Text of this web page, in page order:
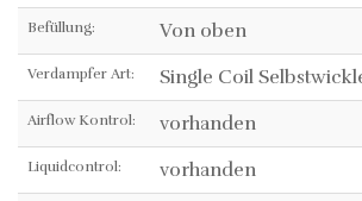
Befüllung: Von oben
Verdampfer Art: Single Coil
Airflow Kontrol: vorhanden
Liquidcontrol: vorhanden